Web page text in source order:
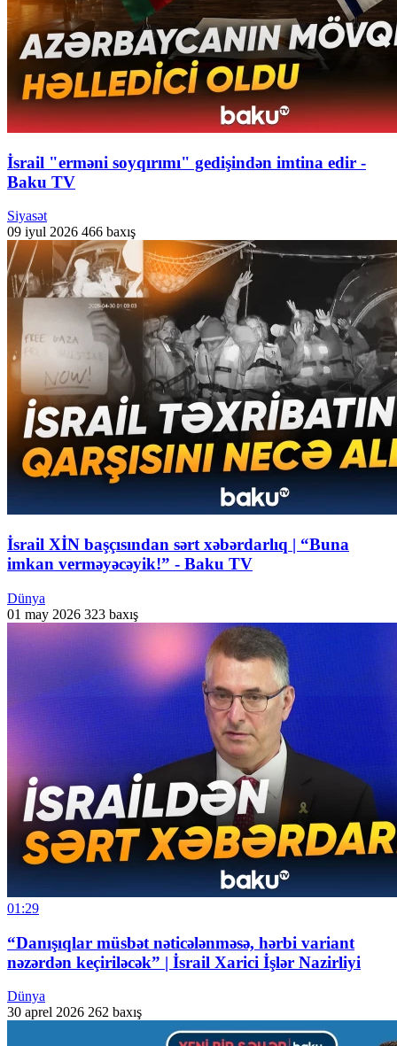
İsrail "erməni soyqırımı" gedişindən imtina edir -
Baku TV
Siyasət
09 iyul 2026 466 baxış
İsrail XİN başçısından sərt xəbərdarlıq | “Buna
imkan verməyəcəyik!” - Baku TV
Dünya
01 may 2026 323 baxış
01:29
“Danışıqlar müsbət nəticələnməsə, hərbi variant
nəzərdən keçiriləcək” | İsrail Xarici İşlər Nazirliyi
Dünya
30 aprel 2026 262 baxış